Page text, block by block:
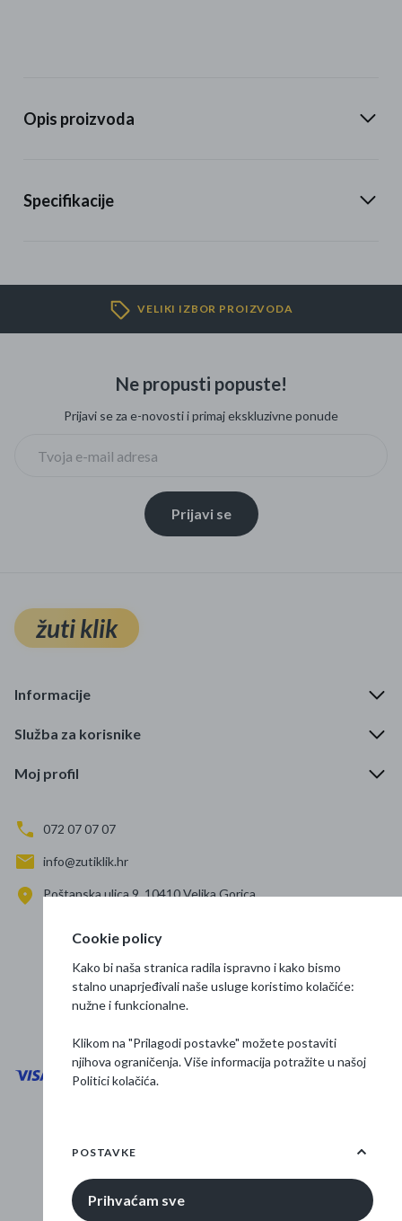
Opis proizvoda
Specifikacije
VELIKI IZBOR PROIZVODA
Ne propusti popuste!
Prijavi se za e-novosti i primaj ekskluzivne ponude
Prijavi se
žuti klik
Informacije
Služba za korisnike
Moj profil
072 07 07 07
info@zutiklik.hr
Poštanska ulica 9, 10410 Velika Gorica
Prati nas
Osnovne informacije
© 2026 Žuti klik
Cookie policy
Kako bi naša stranica radila ispravno i kako bismo
stalno unaprjeđivali naše usluge koristimo kolačiće:
nužne i funkcionalne.
Klikom na "Prilagodi postavke" možete postaviti
njihova ograničenja. Više informacija potražite u našoj
Politici kolačića.
POSTAVKE
Prihvaćam sve